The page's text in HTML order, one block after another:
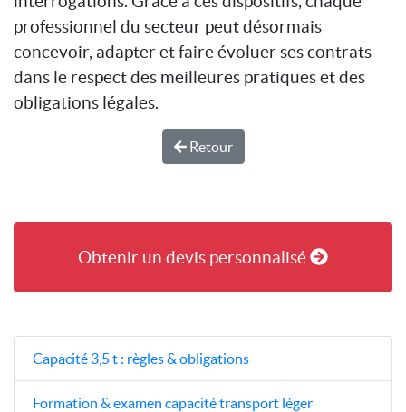
professionnel du secteur peut désormais
concevoir, adapter et faire évoluer ses contrats
dans le respect des meilleures pratiques et des
obligations légales.
Retour
Obtenir un devis personnalisé
Capacité 3,5 t : règles & obligations
Formation & examen capacité transport léger